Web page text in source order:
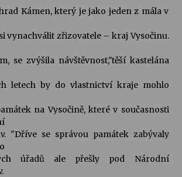
koncerty ve Stromovce: Rufus Miller
17. 7. 2026
prázdnin
14. 7. 2026
kulturou kousek za Humpolec. V Želivě ožije
Kámen, který je jako jeden z mála v
vynachválit zřizovatele – kraj Vysočinu.
se zvýšila návštěvnost,"těší kastelána
letech by do vlastnictví kraje mohlo
na Vysočině, které v současnosti
"Dříve se správou památek zabývaly
úřadů ale přešly pod Národní